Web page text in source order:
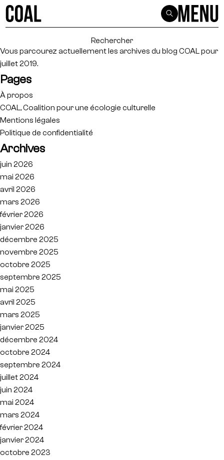
Vous parcourez actuellement les archives du blog COALpour
juillet 2019.
Pages
À propos
COAL, Coalition pour une écologie culturelle
Mentions légales
Politique de confidentialité
Archives
juin 2026
mai 2026
avril 2026
mars 2026
février 2026
janvier 2026
décembre 2025
novembre 2025
octobre 2025
septembre 2025
mai 2025
avril 2025
mars 2025
janvier 2025
décembre 2024
octobre 2024
septembre 2024
juillet 2024
juin 2024
mai 2024
mars 2024
février 2024
janvier 2024
octobre 2023